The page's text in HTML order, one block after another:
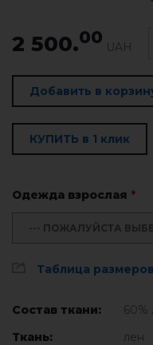
2 500.00 UAH
Добавить в
КУПИТЬ в 1 клик
Одежда взрослая *
--- ПОЖАЛУЙСТА
Таблица размеров
Состав ткани:
60%
Ткань:
лен